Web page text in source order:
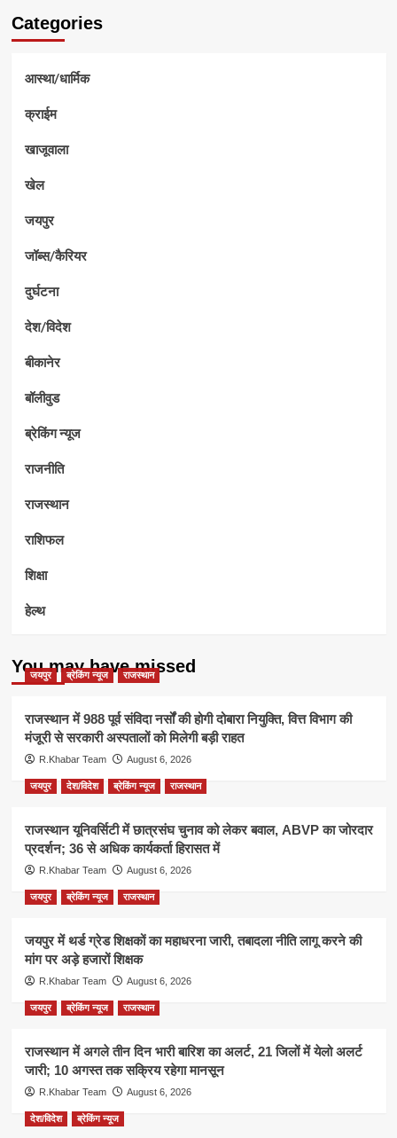
Categories
आस्था/धार्मिक
क्राईम
खाजूवाला
खेल
जयपुर
जॉब्स/कैरियर
दुर्घटना
देश/विदेश
बीकानेर
बॉलीवुड
ब्रेकिंग न्यूज
राजनीति
राजस्थान
राशिफल
शिक्षा
हेल्थ
You may have missed
जयपुर ब्रेकिंग न्यूज राजस्थान
राजस्थान में 988 पूर्व संविदा नर्सों की होगी दोबारा नियुक्ति, वित्त विभाग की
मंजूरी से सरकारी अस्पतालों को मिलेगी बड़ी राहत
R.Khabar Team August 6, 2026
जयपुर देश/विदेश ब्रेकिंग न्यूज राजस्थान
राजस्थान यूनिवर्सिटी में छात्रसंघ चुनाव को लेकर बवाल, ABVP का जोरदार
प्रदर्शन; 36 से अधिक कार्यकर्ता हिरासत में
R.Khabar Team August 6, 2026
जयपुर ब्रेकिंग न्यूज राजस्थान
जयपुर में थर्ड ग्रेड शिक्षकों का महाधरना जारी, तबादला नीति लागू करने की
मांग पर अड़े हजारों शिक्षक
R.Khabar Team August 6, 2026
जयपुर ब्रेकिंग न्यूज राजस्थान
राजस्थान में अगले तीन दिन भारी बारिश का अलर्ट, 21 जिलों में येलो अलर्ट
जारी; 10 अगस्त तक सक्रिय रहेगा मानसून
R.Khabar Team August 6, 2026
देश/विदेश ब्रेकिंग न्यूज